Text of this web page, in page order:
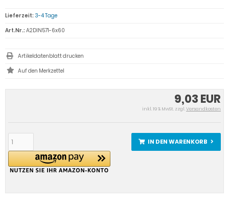
9,03 EUR
inkl. 19 % MwSt. zzgl.Versandkosten
IN DEN WARENKORB
Lieferzeit: 3-4 Tage
Art.Nr.: A2DIN571-6x60
Artikeldatenblatt drucken